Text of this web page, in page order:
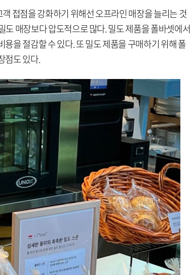
접점을 강화하기 위해선 오프라인 매장을 늘리는 것
도 매장보다 압도적으로 많다. 밀도 제품을 폴바셋에서
을 절감할 수 있다. 또 밀도 제품을 구매하기 위해 폴
점도 있다.